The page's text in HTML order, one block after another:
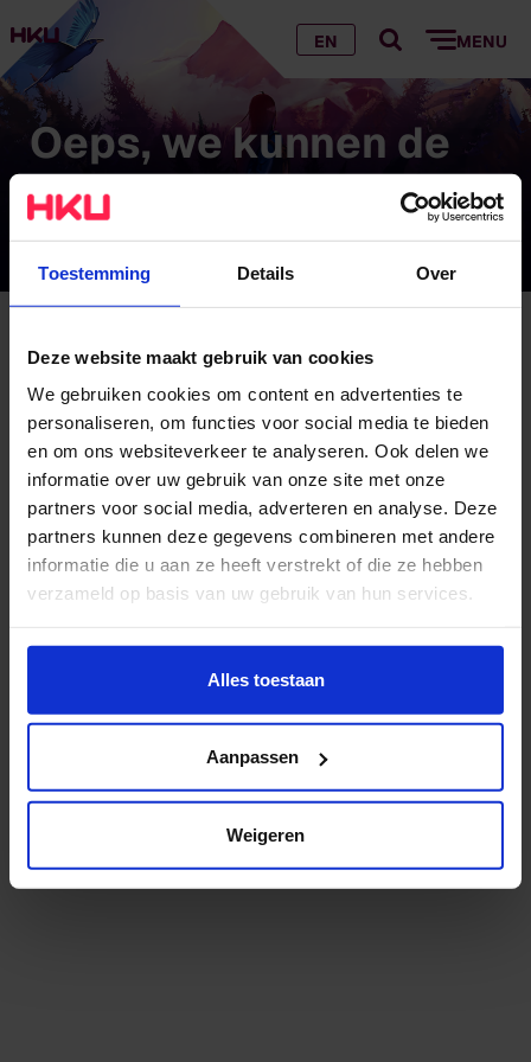
Toestemming Details Over
Deze website maakt gebruik van cookies
We gebruiken cookies om content en advertenties te
personaliseren, om functies voor social media te bieden
en om ons websiteverkeer te analyseren. Ook delen we
informatie over uw gebruik van onze site met onze
partners voor social media, adverteren en analyse. Deze
partners kunnen deze gegevens combineren met andere
informatie die u aan ze heeft verstrekt of die ze hebben
verzameld op basis van uw gebruik van hun services.
Wil je meer weten of de voorkeur aanpassen, bekijk dan
https://www.hku.nl/privacy-statement-en-
Alles toestaan
Aanpassen
Weigeren
EN MENU
Oeps, we kunnen de
pagina die je zoekt
niet vinden…
vinden…
Hoe komt dat?
Wij hebben de pagina verplaatst of verwijderd
Er zit een kleine typefout in het adres. Check je dit
even?
Bekijk het studieaanbod
Lees meer over onderzoek en expertise
zoekmachine.